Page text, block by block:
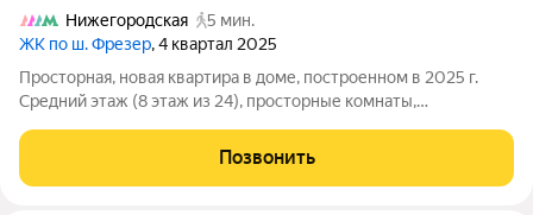
Нижегородская
5 мин.
ЖК по ш. Фрезер, 4 квартал 2025
Просторная, новая квартира в доме, построенном в 2025 г.
Средний этаж (8 этаж из 24), просторные комнаты,
доступность: - близко ЮВХ, - 6 минутах до метро. До центра
Москвы 25 минут на метро
Позвонить